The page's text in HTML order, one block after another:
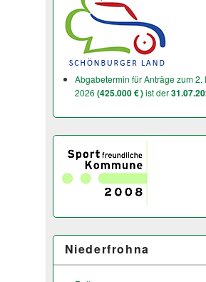
Abgabetermin für Anträge zum 2.
2026 (425.000 € )ist der
Niederfrohna